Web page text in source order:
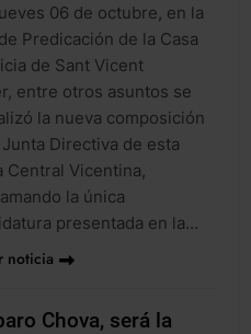
06 de octubre, en la
Predicación de la Casa
de Sant Vicent
entre otros asuntos se
la nueva composición
Directiva de esta
Central Vicentina,
la única
presentada en la…
noticia
Chova, será la